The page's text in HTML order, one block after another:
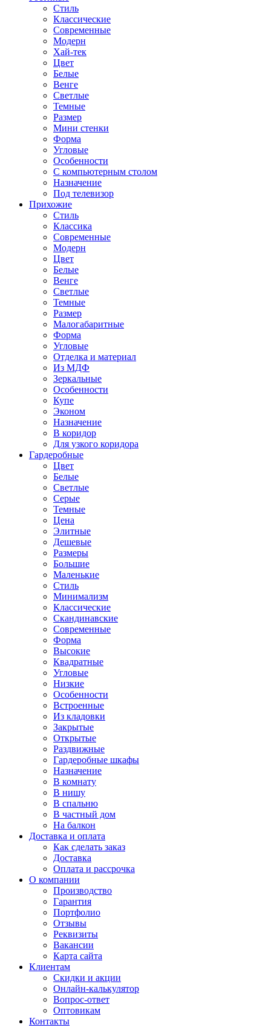
Стиль
Классические
Современные
Модерн
Хай-тек
Цвет
Белые
Венге
Светлые
Темные
Размер
Мини стенки
Форма
Угловые
Особенности
С компьютерным столом
Назначение
Под телевизор
Прихожие
Стиль
Классика
Современные
Модерн
Цвет
Белые
Венге
Светлые
Темные
Размер
Малогабаритные
Форма
Угловые
Отделка и материал
Из МДФ
Зеркальные
Особенности
Купе
Эконом
Назначение
В коридор
Для узкого коридора
Гардеробные
Цвет
Белые
Светлые
Серые
Темные
Цена
Элитные
Дешевые
Размеры
Большие
Маленькие
Стиль
Минимализм
Классические
Скандинавские
Современные
Форма
Высокие
Квадратные
Угловые
Низкие
Особенности
Встроенные
Из кладовки
Закрытые
Открытые
Раздвижные
Гардеробные шкафы
Назначение
В комнату
В нишу
В спальню
В частный дом
На балкон
Доставка и оплата
Как сделать заказ
Доставка
Оплата и рассрочка
О компании
Производство
Гарантия
Портфолио
Отзывы
Реквизиты
Вакансии
Карта сайта
Клиентам
Скидки и акции
Онлайн-калькулятор
Вопрос-ответ
Оптовикам
Контакты